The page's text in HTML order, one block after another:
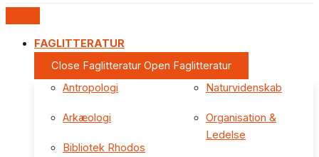
FAGLITTERATUR
Close Faglitteratur Open Faglitteratur
Antropologi
Arkæologi
Bibliotek Rhodos
Naturvidenskab
Organisation &
Ledelse